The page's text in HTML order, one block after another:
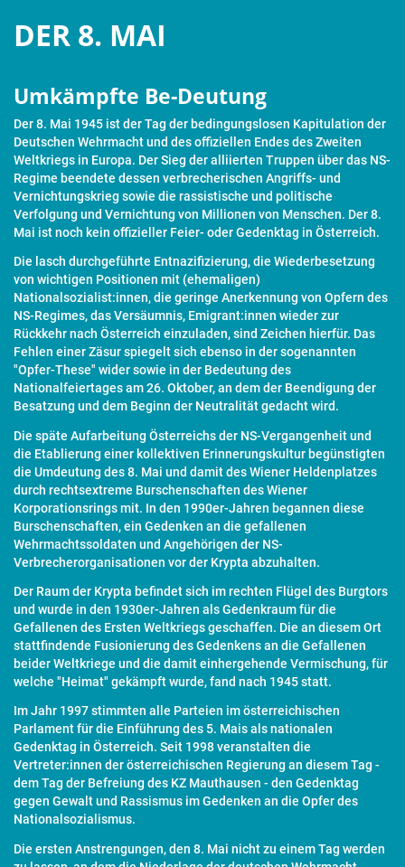
DER 8. MAI
Umkämpfte Be-Deutung
Der 8. Mai 1945 ist der Tag der bedingungslosen Kapitulation der
Deutschen Wehrmacht und des offiziellen Endes des Zweiten
Weltkriegs in Europa. Der Sieg der alliierten Truppen über das NS-
Regime beendete dessen verbrecherischen Angriffs- und
Vernichtungskrieg sowie die rassistische und politische
Verfolgung und Vernichtung von Millionen von Menschen. Der 8.
Mai ist noch kein offizieller Feier- oder Gedenktag in Österreich.
Die lasch durchgeführte Entnazifizierung, die Wiederbesetzung
von wichtigen Positionen mit (ehemaligen)
Nationalsozialist:innen, die geringe Anerkennung von Opfern des
NS-Regimes, das Versäumnis, Emigrant:innen wieder zur
Rückkehr nach Österreich einzuladen, sind Zeichen hierfür. Das
Fehlen einer Zäsur spiegelt sich ebenso in der sogenannten
"Opfer-These" wider sowie in der Bedeutung des
Nationalfeiertages am 26. Oktober, an dem der Beendigung der
Besatzung und dem Beginn der Neutralität gedacht wird.
Die späte Aufarbeitung Österreichs der NS-Vergangenheit und
die Etablierung einer kollektiven Erinnerungskultur begünstigten
die Umdeutung des 8. Mai und damit des Wiener Heldenplatzes
durch rechtsextreme Burschenschaften des Wiener
Korporationsrings mit. In den 1990er-Jahren begannen diese
Burschenschaften, ein Gedenken an die gefallenen
Wehrmachtssoldaten und Angehörigen der NS-
Verbrecherorganisationen vor der Krypta abzuhalten.
Der Raum der Krypta befindet sich im rechten Flügel des Burgtors
und wurde in den 1930er-Jahren als Gedenkraum für die
Gefallenen des Ersten Weltkriegs geschaffen. Die an diesem Ort
stattfindende Fusionierung des Gedenkens an die Gefallenen
beider Weltkriege und die damit einhergehende Vermischung, für
welche "Heimat" gekämpft wurde, fand nach 1945 statt.
Im Jahr 1997 stimmten alle Parteien im österreichischen
Parlament für die Einführung des 5. Mais als nationalen
Gedenktag in Österreich. Seit 1998 veranstalten die
Vertreter:innen der österreichischen Regierung an diesem Tag -
dem Tag der Befreiung des KZ Mauthausen - den Gedenktag
gegen Gewalt und Rassismus im Gedenken an die Opfer des
Nationalsozialismus.
Die ersten Anstrengungen, den 8. Mai nicht zu einem Tag werden